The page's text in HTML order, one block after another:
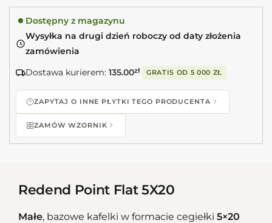
Dostępny z magazynu
Wysyłka na drugi dzień roboczy od daty złożenia
zamówienia
Dostawa kurierem: 135.00zł GRATIS OD 5 000 ZŁ
ZAPYTAJ O INNE PŁYTKI TEGO PRODUCENTA
ZAMÓW WZORNIK
Redend Point Flat 5X20
Małe, bazowe kafelki w formacie cegiełki 5×20